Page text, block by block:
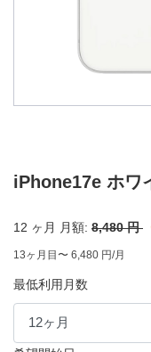
iPhone17e ホワ
12 ヶ月 月額: 8,480 円
13ヶ月目〜 6,480 円/月
最低利用月数